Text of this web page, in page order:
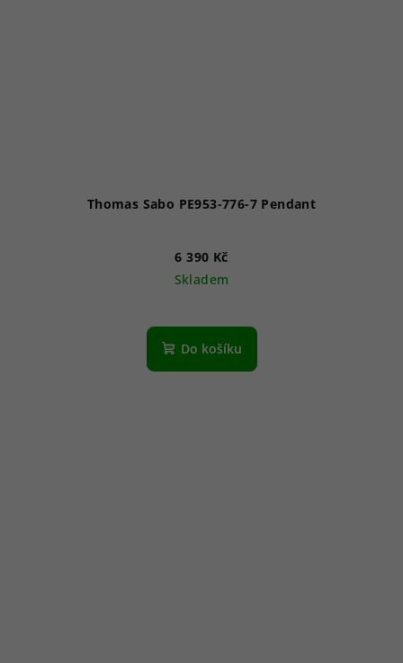
Thomas Sabo PE953-776-7 Pendant
6 390 Kč
Skladem
hodnocení
produktu
Do košíku